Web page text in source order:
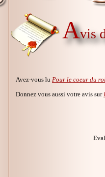
Avis
Avez-vous lu Pour le coeur du
Donnez vous aussi votre avis sur